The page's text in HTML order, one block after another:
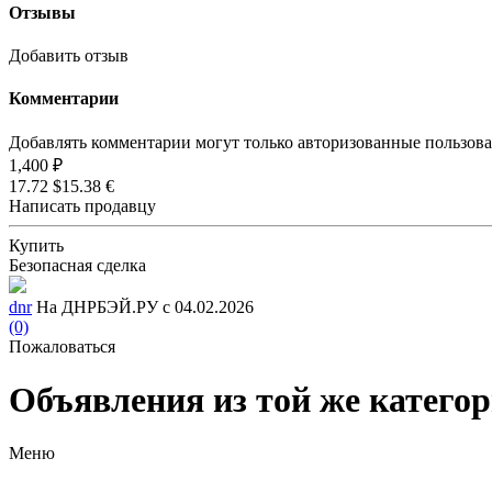
Отзывы
Добавить отзыв
Комментарии
Добавлять комментарии могут только авторизованные
1,400 ₽
17.72 $15.38 €
Написать продавцу
Купить
Безопасная сделка
dnr На ДНРБЭЙ.РУ с 04.02.2026
(0)
Пожаловаться
Объявления из той же
Меню